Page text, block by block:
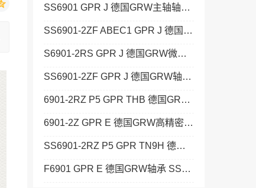
SS6901 GPR J 德国GRW主轴轴承 129+KAF
SS6901-2ZF ABEC1 GPR J 德国GRW高精密轴承 SS681 C10/15 GPR J
S6901-2RS GPR J 德国GRW微型轴承 SS685 C14/20 GPR J
SS6901-2ZF GPR J 德国GRW轴承 SS7938-2Z W1 ABEC3 K58 GPR JH
6901-2RZ P5 GPR THB 德国GRW主轴轴承 SS68/2,5-2Z P6 C10/15 GPR J
6901-2Z GPR E 德国GRW高精密轴承 SS624-2Z ABEC3P GPR J
SS6901-2RZ P5 GPR TN9H 德国GRW微型轴承 608-2RS C8/13 GPR TN9H
F6901 GPR E 德国GRW轴承 SSF692-2Z GPR J